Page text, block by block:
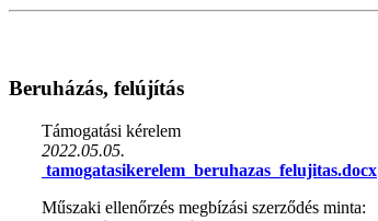
Beruházás, felújítás
Támogatási kérelem
2022.05.05.
tamogatasikerelem_beruhazas_felujitas.docx
Műszaki ellenőrzés megbízási szerződés minta: